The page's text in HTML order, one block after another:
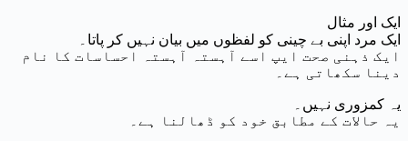
ایک اور مثال
ایک مرد اپنی بے چینی کو لفظوں میں بیان نہیں کر پاتا۔
ایک ذہنی صحت ایپ اسے آہستہ آہستہ احساسات کا نام
دینا سکھاتی ہے۔
یہ کمزوری نہیں۔
یہ حالات کے مطابق خود کو ڈھالنا ہے۔